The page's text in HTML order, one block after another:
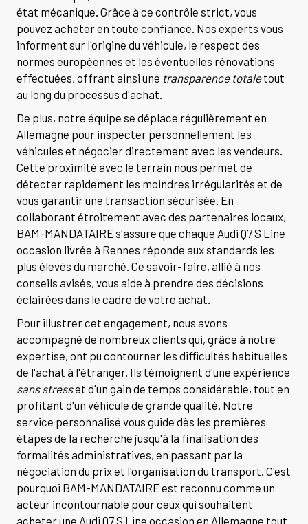
état mécanique. Grâce à ce contrôle strict, vous
pouvez acheter en toute confiance. Nos experts vous
informent sur l'origine du véhicule, le respect des
normes européennes et les éventuelles rénovations
effectuées, offrant ainsi une transparence totaletout
au long du processus d'achat.
De plus, notre équipe se déplace régulièrement en
Allemagne pour inspecter personnellement les
véhicules et négocier directement avec les vendeurs.
Cette proximité avec le terrain nous permet de
détecter rapidement les moindres irrégularités et de
vous garantir une transaction sécurisée. En
collaborant étroitement avec des partenaires locaux,
BAM-MANDATAIRE s'assure que chaque Audi Q7 S Line
occasion livrée à Rennes réponde aux standards les
plus élevés du marché. Ce savoir-faire, allié à nos
conseils avisés, vous aide à prendre des décisions
éclairées dans le cadre de votre achat.
Pour illustrer cet engagement, nous avons
accompagné de nombreux clients qui, grâce à notre
expertise, ont pu contourner les difficultés habituelles
de l'achat à l'étranger. Ils témoignent d'une expérience
sans stresset d'un gain de temps considérable, tout en
profitant d'un véhicule de grande qualité. Notre
service personnalisé vous guide dès les premières
étapes de la recherche jusqu'à la finalisation des
formalités administratives, en passant par la
négociation du prix et l'organisation du transport. C'est
pourquoi BAM-MANDATAIRE est reconnu comme un
acteur incontournable pour ceux qui souhaitent
acheter une Audi Q7 S Line occasion en Allemagne tout